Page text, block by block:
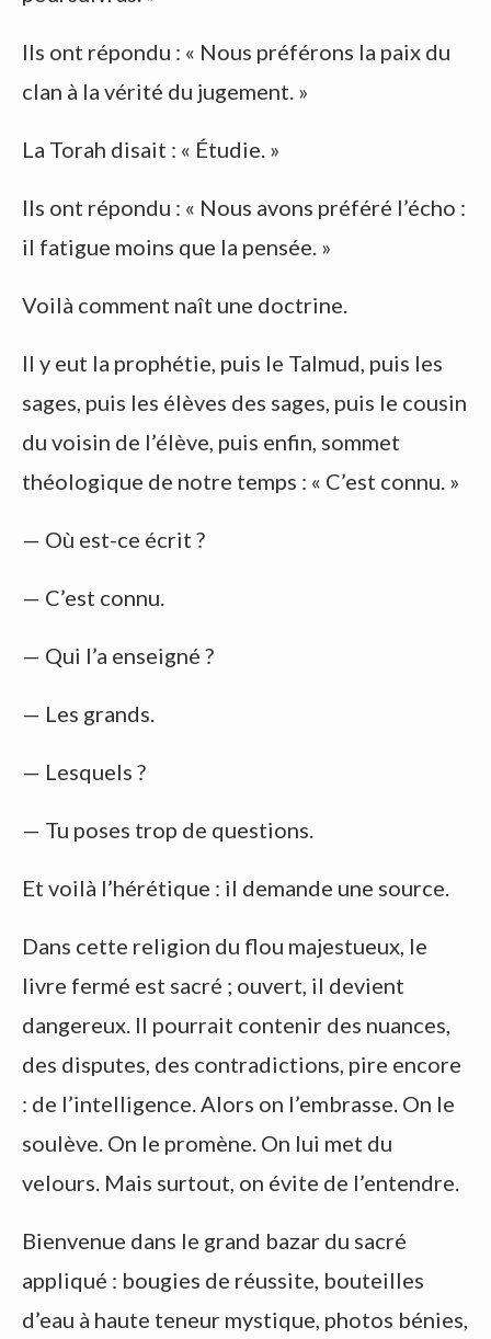
Ils ont répondu : « Nous préférons la paix du
clan à la vérité du jugement. »
La Torah disait : « Étudie. »
Ils ont répondu : « Nous avons préféré l’écho :
il fatigue moins que la pensée. »
Voilà comment naît une doctrine.
Il y eut la prophétie, puis le Talmud, puis les
sages, puis les élèves des sages, puis le cousin
du voisin de l’élève, puis enfin, sommet
théologique de notre temps : « C’est connu. »
— Où est-ce écrit ?
— C’est connu.
— Qui l’a enseigné ?
— Les grands.
— Lesquels ?
— Tu poses trop de questions.
Et voilà l’hérétique : il demande une source.
Dans cette religion du flou majestueux, le
livre fermé est sacré ; ouvert, il devient
dangereux. Il pourrait contenir des nuances,
des disputes, des contradictions, pire encore
: de l’intelligence. Alors on l’embrasse. On le
soulève. On le promène. On lui met du
velours. Mais surtout, on évite de l’entendre.
Bienvenue dans le grand bazar du sacré
appliqué : bougies de réussite, bouteilles
d’eau à haute teneur mystique, photos bénies,